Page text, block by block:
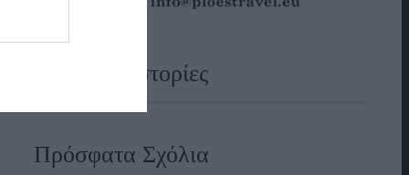
Ναυτικές Ιστορίες
Πρόσφατα Σχόλια